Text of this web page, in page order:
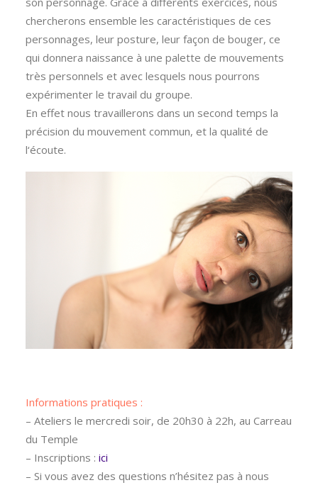
chercherons ensemble les caractéristiques de ces
personnages, leur posture, leur façon de bouger, ce
qui donnera naissance à une palette de mouvements
très personnels et avec lesquels nous pourrons
expérimenter le travail du groupe.
En effet nous travaillerons dans un second temps la
précision du mouvement commun, et la qualité de
l‘écoute.
Informations pratiques :
– Ateliers le mercredi soir, de 20h30 à 22h, au Carreau
du Temple
– Inscriptions : ici
– Si vous avez des questions n’hésitez pas à nous